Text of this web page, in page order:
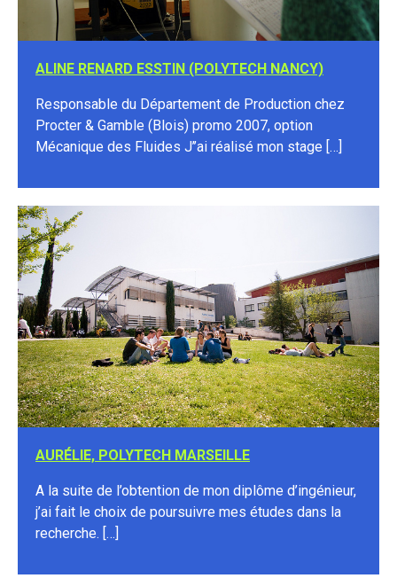
ALINE RENARD ESSTIN (POLYTECH NANCY)
Responsable du Département de Production chez
Procter & Gamble (Blois) promo 2007, option
Mécanique des Fluides J’’ai réalisé mon stage […]
AURÉLIE, POLYTECH MARSEILLE
A la suite de l’obtention de mon diplôme d’ingénieur,
j’ai fait le choix de poursuivre mes études dans la
recherche. […]